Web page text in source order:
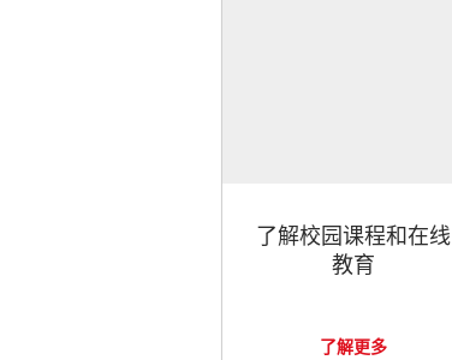
了解校园课程和在线
教育
了解更多